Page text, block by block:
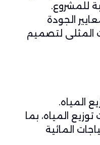
للمشروع.
الجودة
المثلى لتصميم
المياه.
المياه، بما
المائية